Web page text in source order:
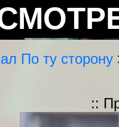
По ту сторону
::